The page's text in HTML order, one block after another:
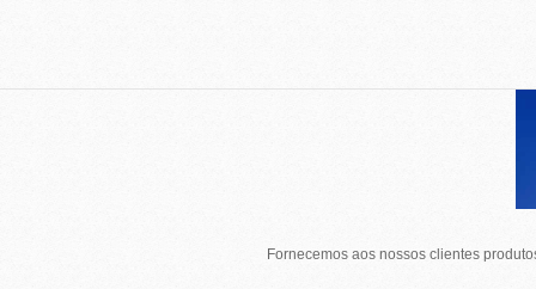
Fornecemos aos nossos clientes